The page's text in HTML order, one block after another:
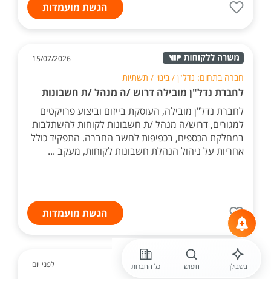
הגשת מועמדות
15/07/2026
חברה בתחום: נדל"ן / בינוי / תשתיות
לחברת נדל"ן מובילה דרוש /ה מנהל /ת חשבונות
לחברת נדל"ן מובילה, העוסקת בייזום וביצוע פרויקטים
למגורים, דרוש/ה מנהל /ת חשבונות לקוחות להשתלבות
במחלקת הכספים, בכפיפות לחשב החברה. התפקיד כולל
אחריות על ניהול הנהלת חשבונות לקוחות, מעקב ...
הגשת מועמדות
לפני יום בשבילך חיפוש כל החברות